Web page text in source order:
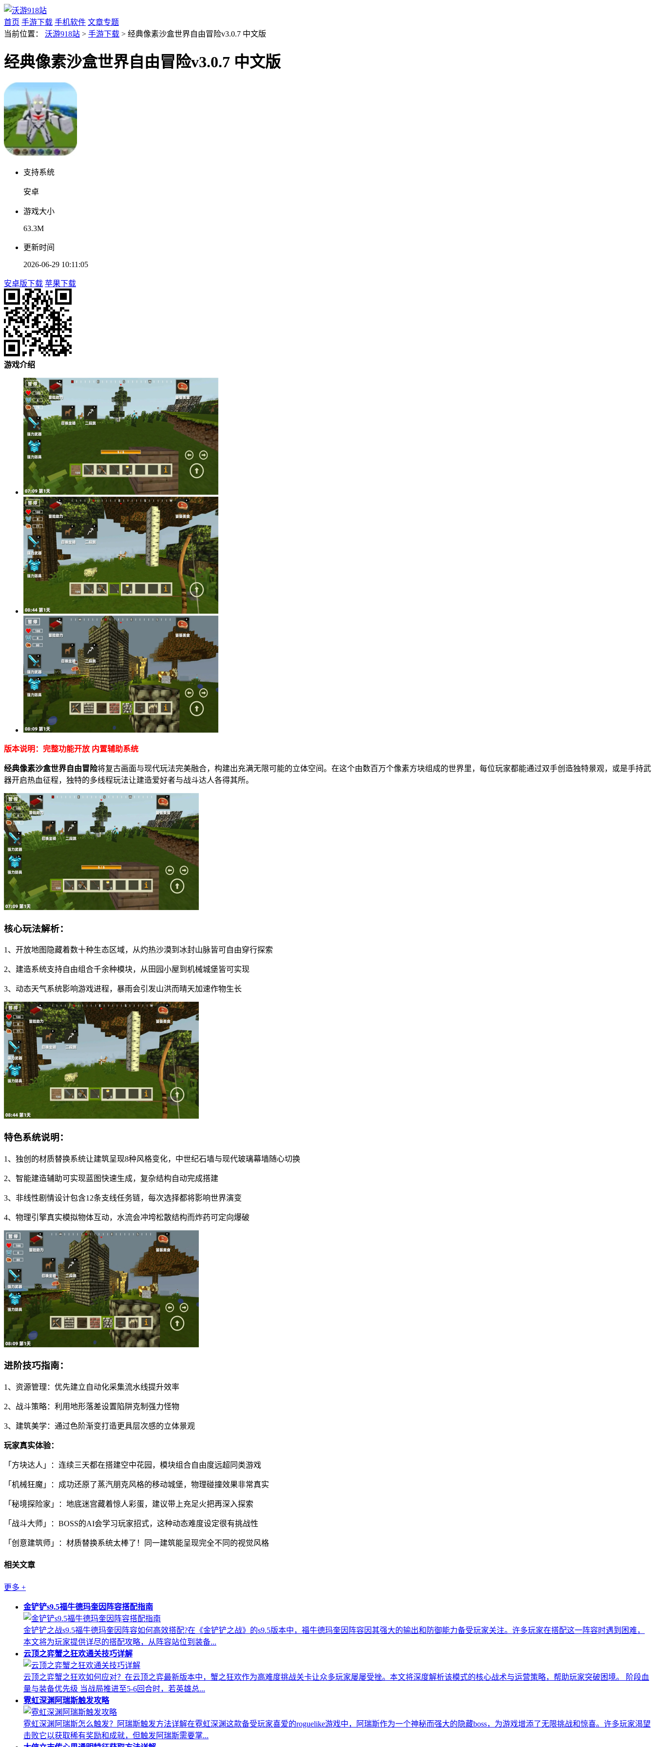
首页 手游下载 手机软件 文章专题
当前位置： 沃游918站 > 手游下载 > 经典像素沙盒世界自由冒险v3.0.7 中文版
经典像素沙盒世界自由冒险v3.0.7 中文版
支持系统
安卓
游戏大小
63.3M
更新时间
2026-06-29 10:11:05
安卓版下载 苹果下载
游戏介绍
版本说明：完整功能开放 内置辅助系统
经典像素沙盒世界自由冒险将复古画面与现代玩法完美融合，构建出充满无限可能的立体空间。在这个由数百万个像素方块组成的世界里，每位玩家都能通过双手创造独特景观，或是手持武
器开启热血征程，独特的多线程玩法让建造爱好者与战斗达人各得其所。
核心玩法解析：
1、开放地图隐藏着数十种生态区域，从灼热沙漠到冰封山脉皆可自由穿行探索
2、建造系统支持自由组合千余种模块，从田园小屋到机械城堡皆可实现
3、动态天气系统影响游戏进程，暴雨会引发山洪而晴天加速作物生长
特色系统说明：
1、独创的材质替换系统让建筑呈现8种风格变化，中世纪石墙与现代玻璃幕墙随心切换
2、智能建造辅助可实现蓝图快速生成，复杂结构自动完成搭建
3、非线性剧情设计包含12条支线任务链，每次选择都将影响世界演变
4、物理引擎真实模拟物体互动，水流会冲垮松散结构而炸药可定向爆破
进阶技巧指南：
1、资源管理：优先建立自动化采集流水线提升效率
2、战斗策略：利用地形落差设置陷阱克制强力怪物
3、建筑美学：通过色阶渐变打造更具层次感的立体景观
玩家真实体验：
「方块达人」：连续三天都在搭建空中花园，模块组合自由度远超同类游戏
「机械狂魔」：成功还原了蒸汽朋克风格的移动城堡，物理碰撞效果非常真实
「秘境探险家」：地底迷宫藏着惊人彩蛋，建议带上充足火把再深入探索
「战斗大师」：BOSS的AI会学习玩家招式，这种动态难度设定很有挑战性
「创意建筑师」：材质替换系统太棒了！同一建筑能呈现完全不同的视觉风格
相关文章
更多 +
金铲铲s9.5福牛德玛奎因阵容搭配指南
金铲铲之战s9.5福牛德玛奎因阵容如何高效搭配?在《金铲铲之战》的s9.5版本中，福牛德玛奎因阵容因其强大的输出和防御能力备受玩家关注。许多玩家在搭配这一阵容时遇到困难，
本文将为玩家提供详尽的搭配攻略，从阵容站位到装备...
云顶之弈蟹之狂欢通关技巧详解
云顶之弈蟹之狂欢如何应对？在云顶之弈最新版本中，蟹之狂欢作为高难度挑战关卡让众多玩家屡屡受挫。本文将深度解析该模式的核心战术与运营策略，帮助玩家突破困境。 阶段血
量与装备优先级 当战局推进至5-6回合时，若英雄总...
霓虹深渊阿瑞斯触发攻略
霓虹深渊阿瑞斯怎么触发？阿瑞斯触发方法详解在霓虹深渊这款备受玩家喜爱的roguelike游戏中，阿瑞斯作为一个神秘而强大的隐藏boss，为游戏增添了无限挑战和惊喜。许多玩家渴望
击败它以获取稀有奖励和成就，但触发阿瑞斯需要掌...